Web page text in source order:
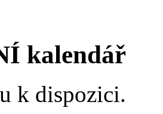
kalendář
k dispozici.